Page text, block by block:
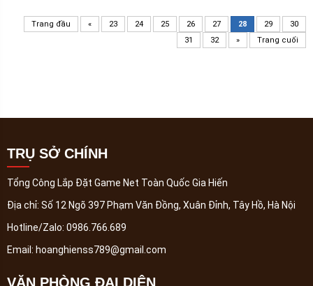
Trang đầu « 23 24 25 26 27 28 29
30
31
32 » Trang cuối
TRỤ SỞ CHÍNH
Tổng Công Lắp Đặt Game Net Toàn Quốc Gia Hiến
Địa chỉ: Số 12 Ngõ 397 Phạm Văn Đồng, Xuân Đỉnh, Tây Hồ, Hà Nội
Hotline/Zalo: 0986.766.689
Email: hoanghienss789@gmail.com
VĂN PHÒNG ĐẠI DIỆN